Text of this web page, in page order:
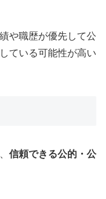
や職歴が優先して公
ている可能性が高い
信頼できる公的・公